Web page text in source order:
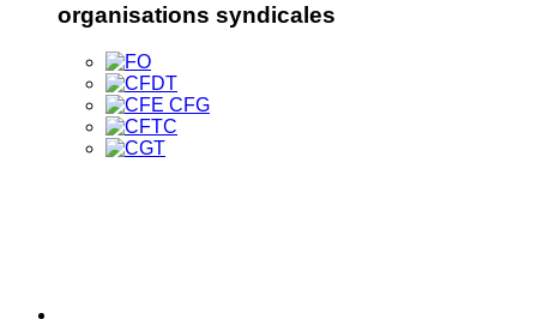
organisations syndicales